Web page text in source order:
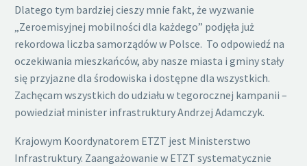
Dlatego tym bardziej cieszy mnie fakt, że wyzwanie
„Zeroemisyjnej mobilności dla każdego” podjęła już
rekordowa liczba samorządów w Polsce. To odpowiedź na
oczekiwania mieszkańców, aby nasze miasta i gminy stały
się przyjazne dla środowiska i dostępne dla wszystkich.
Zachęcam wszystkich do udziału w tegorocznej kampanii –
powiedział minister infrastruktury Andrzej Adamczyk.
Krajowym Koordynatorem ETZT jest Ministerstwo
Infrastruktury. Zaangażowanie w ETZT systematycznie